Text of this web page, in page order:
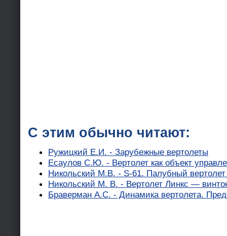
С этим обычно читают:
Ружицкий Е.И. - Зарубежные вертолеты
Есаулов С.Ю. - Вертолет как объект
Никольский М.В. - S-61. Палубный вертолет
Никольский М. В. - Вертолет Линкс —
Браверман А.С. - Динамика вертолета.